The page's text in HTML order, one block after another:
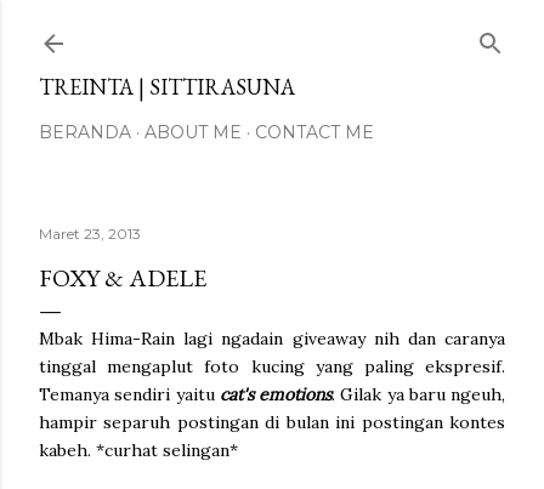
TREINTA | SITTIRASUNA
BERANDA ABOUT ME CONTACT ME
Maret 23, 2013
FOXY & ADELE
Mbak Hima-Rain lagi ngadain giveaway nih dan caranya
tinggal mengaplut foto kucing yang paling ekspresif.
Temanya sendiri yaitu cat's emotions. Gilak ya baru ngeuh,
hampir separuh postingan di bulan ini postingan kontes
kabeh. *curhat selingan*